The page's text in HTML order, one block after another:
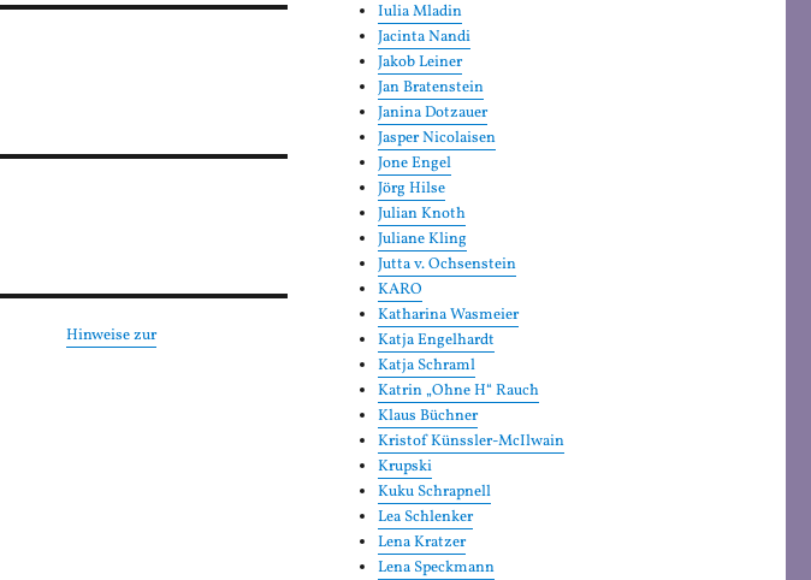
Hinweise zur
Iulia Mladin
Jacinta Nandi
Jakob Leiner
Jan Bratenstein
Janina Dotzauer
Jasper Nicolaisen
Jone Engel
Jörg Hilse
Julian Knoth
Juliane Kling
Jutta v. Ochsenstein
KARO
Katharina Wasmeier
Katja Engelhardt
Katja Schraml
Katrin „Ohne H“ Rauch
Klaus Büchner
Kristof Künssler-McIlwain
Krupski
Kuku Schrapnell
Lea Schlenker
Lena Kratzer
Lena Speckmann